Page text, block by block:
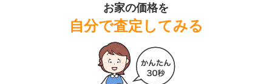
お家の価格を
自分で査定してみる